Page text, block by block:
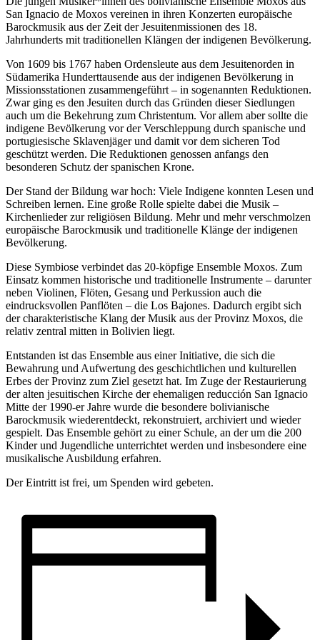
San Ignacio de Moxos vereinen in ihren Konzerten europäische
Barockmusik aus der Zeit der Jesuitenmissionen des 18.
Jahrhunderts mit traditionellen Klängen der indigenen Bevölkerung.
Von 1609 bis 1767 haben Ordensleute aus dem Jesuitenorden in
Südamerika Hunderttausende aus der indigenen Bevölkerung in
Missionsstationen zusammengeführt – in sogenannten Reduktionen.
Zwar ging es den Jesuiten durch das Gründen dieser Siedlungen
auch um die Bekehrung zum Christentum. Vor allem aber sollte die
indigene Bevölkerung vor der Verschleppung durch spanische und
portugiesische Sklavenjäger und damit vor dem sicheren Tod
geschützt werden. Die Reduktionen genossen anfangs den
besonderen Schutz der spanischen Krone.
Der Stand der Bildung war hoch: Viele Indigene konnten Lesen und
Schreiben lernen. Eine große Rolle spielte dabei die Musik –
Kirchenlieder zur religiösen Bildung. Mehr und mehr verschmolzen
europäische Barockmusik und traditionelle Klänge der indigenen
Bevölkerung.
Diese Symbiose verbindet das 20-köpfige Ensemble Moxos. Zum
Einsatz kommen historische und traditionelle Instrumente – darunter
neben Violinen, Flöten, Gesang und Perkussion auch die
eindrucksvollen Panflöten – die Los Bajones. Dadurch ergibt sich
der charakteristische Klang der Musik aus der Provinz Moxos, die
relativ zentral mitten in Bolivien liegt.
Entstanden ist das Ensemble aus einer Initiative, die sich die
Bewahrung und Aufwertung des geschichtlichen und kulturellen
Erbes der Provinz zum Ziel gesetzt hat. Im Zuge der Restaurierung
der alten jesuitischen Kirche der ehemaligen reducción San Ignacio
Mitte der 1990-er Jahre wurde die besondere bolivianische
Barockmusik wiederentdeckt, rekonstruiert, archiviert und wieder
gespielt. Das Ensemble gehört zu einer Schule, an der um die 200
Kinder und Jugendliche unterrichtet werden und insbesondere eine
musikalische Ausbildung erfahren.
Der Eintritt ist frei, um Spenden wird gebeten.